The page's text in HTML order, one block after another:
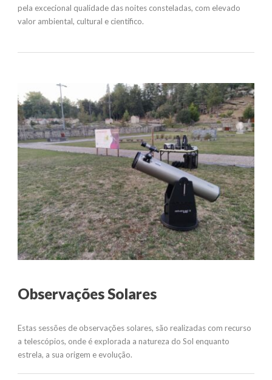
pela excecional qualidade das noites consteladas, com elevado
valor ambiental, cultural e científico.
Observações Solares
Estas sessões de observações solares, são realizadas com recurso
a telescópios, onde é explorada a natureza do Sol enquanto
estrela, a sua origem e evolução.